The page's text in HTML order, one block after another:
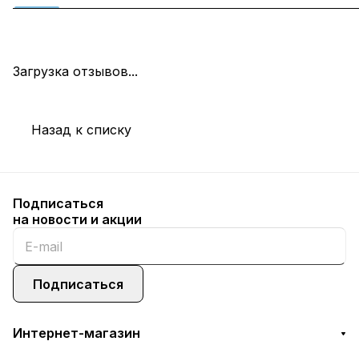
Загрузка отзывов...
Назад к списку
Подписаться
на новости и акции
Подписаться
Интернет-магазин